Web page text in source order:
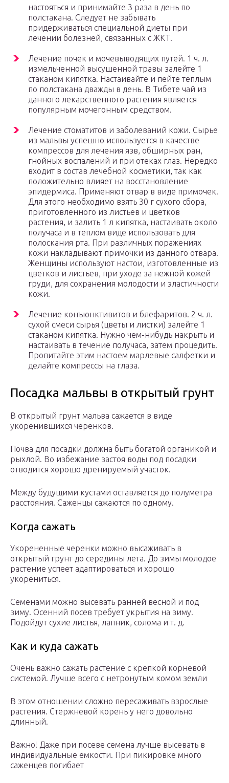
настояться и принимайте 3 раза в день по
полстакана. Следует не забывать
придерживаться специальной диеты при
лечении болезней, связанных с ЖКТ.
Лечение почек и мочевыводящих путей. 1 ч. л.
измельченной высушенной травы залейте 1
стаканом кипятка. Настаивайте и пейте теплым
по полстакана дважды в день. В Тибете чай из
данного лекарственного растения является
популярным мочегонным средством.
Лечение стоматитов и заболеваний кожи. Сырье
из мальвы успешно используется в качестве
компрессов для лечения язв, обширных ран,
гнойных воспалений и при отеках глаз. Нередко
входит в состав лечебной косметики, так как
положительно влияет на восстановление
эпидермиса. Применяют отвар в виде примочек.
Для этого необходимо взять 30 г сухого сбора,
приготовленного из листьев и цветков
растения, и залить 1 л кипятка, настаивать около
получаса и в теплом виде использовать для
полоскания рта. При различных поражениях
кожи накладывают примочки из данного отвара.
Женщины используют настои, изготовленные из
цветков и листьев, при уходе за нежной кожей
груди, для сохранения молодости и эластичности
кожи.
Лечение конъюнктивитов и блефаритов. 2 ч. л.
сухой смеси сырья (цветы и листки) залейте 1
стаканом кипятка. Нужно чем-нибудь накрыть и
настаивать в течение получаса, затем процедить.
Пропитайте этим настоем марлевые салфетки и
делайте компрессы на глаза.
Посадка мальвы в открытый грунт
В открытый грунт мальва сажается в виде
укоренившихся черенков.
Почва для посадки должна быть богатой органикой и
рыхлой. Во избежание застоя воды под посадки
отводится хорошо дренируемый участок.
Между будущими кустами оставляется до полуметра
расстояния. Саженцы сажаются по одному.
Когда сажать
Укорененные черенки можно высаживать в
открытый грунт до середины лета. До зимы молодое
растение успеет адаптироваться и хорошо
укорениться.
Семенами можно высевать ранней весной и под
зиму. Осенний посев требует укрытия на зиму.
Подойдут сухие листья, лапник, солома и т. д.
Как и куда сажать
Очень важно сажать растение с крепкой корневой
системой. Лучше всего с нетронутым комом земли
В этом отношении сложно пересаживать взрослые
растения. Стержневой корень у него довольно
длинный.
Важно! Даже при посеве семена лучше высевать в
индивидуальные емкости. При пикировке много
саженцев погибает